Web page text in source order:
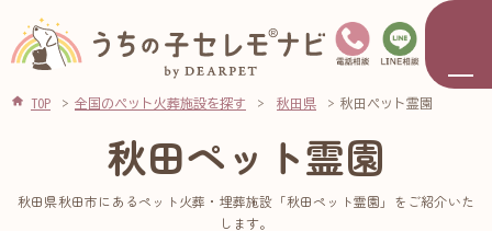
TOP 全国のペット火葬施設を探す 秋田県 秋田ペット霊園
秋田ペット霊園
秋田県秋田市にあるペット火葬・埋葬施設「秋田ペット霊園」をご紹介いた
します。